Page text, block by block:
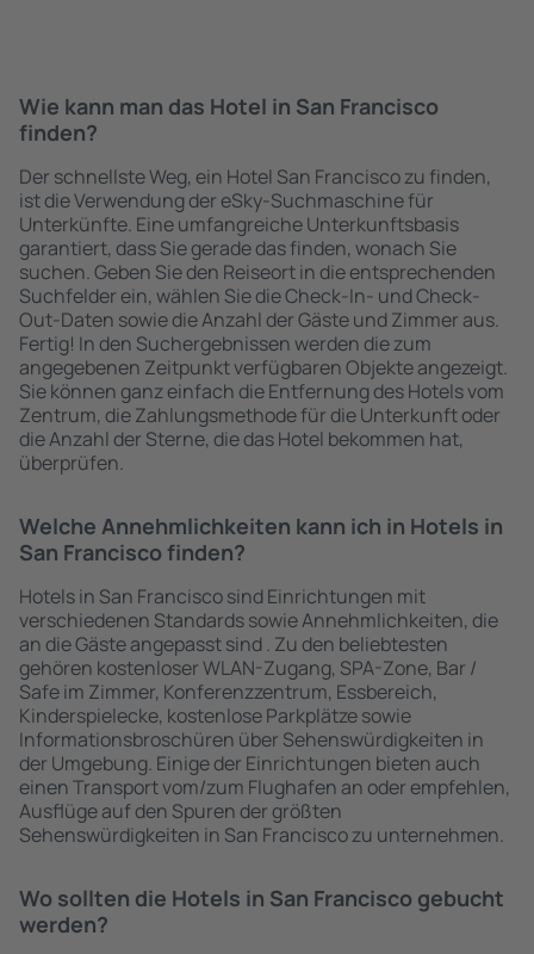
Wie kann man das Hotel in San Francisco
finden?
Der schnellste Weg, ein Hotel San Francisco zu finden,
ist die Verwendung der eSky-Suchmaschine für
Unterkünfte. Eine umfangreiche Unterkunftsbasis
garantiert, dass Sie gerade das finden, wonach Sie
suchen. Geben Sie den Reiseort in die entsprechenden
Suchfelder ein, wählen Sie die Check-In- und Check-
Out-Daten sowie die Anzahl der Gäste und Zimmer aus.
Fertig! In den Suchergebnissen werden die zum
angegebenen Zeitpunkt verfügbaren Objekte angezeigt.
Sie können ganz einfach die Entfernung des Hotels vom
Zentrum, die Zahlungsmethode für die Unterkunft oder
die Anzahl der Sterne, die das Hotel bekommen hat,
überprüfen.
Welche Annehmlichkeiten kann ich in Hotels in
San Francisco finden?
Hotels in San Francisco sind Einrichtungen mit
verschiedenen Standards sowie Annehmlichkeiten, die
an die Gäste angepasst sind . Zu den beliebtesten
gehören kostenloser WLAN-Zugang, SPA-Zone, Bar /
Safe im Zimmer, Konferenzzentrum, Essbereich,
Kinderspielecke, kostenlose Parkplätze sowie
Informationsbroschüren über Sehenswürdigkeiten in
der Umgebung. Einige der Einrichtungen bieten auch
einen Transport vom/zum Flughafen an oder empfehlen,
Ausflüge auf den Spuren der größten
Sehenswürdigkeiten in San Francisco zu unternehmen.
Wo sollten die Hotels in San Francisco gebucht
werden?